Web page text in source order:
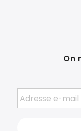
On